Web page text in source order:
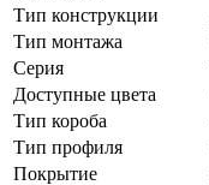
Тип конструкции
Тип монтажа
Серия
Доступные цвета
Тип короба
Тип профиля
Покрытие